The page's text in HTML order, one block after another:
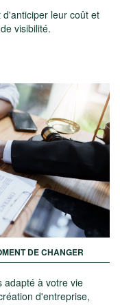
leur coût et
visibilité.
DE CHANGER
adapté à votre vie
d'entreprise,